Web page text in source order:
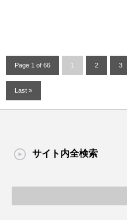
Page 1 of 66 1 2 3
Last »
サイト内全検索